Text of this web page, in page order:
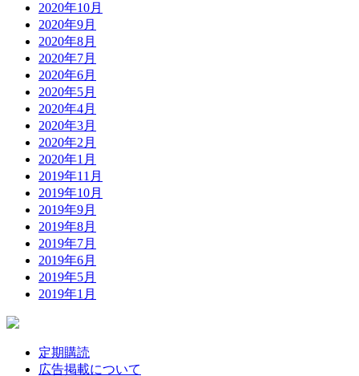
2020年10月
2020年9月
2020年8月
2020年7月
2020年6月
2020年5月
2020年4月
2020年3月
2020年2月
2020年1月
2019年11月
2019年10月
2019年9月
2019年8月
2019年7月
2019年6月
2019年5月
2019年1月
定期購読
広告掲載について